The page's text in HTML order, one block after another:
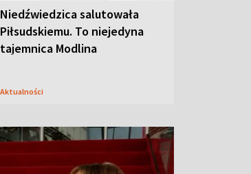
Niedźwiedzica salutowała
Piłsudskiemu. To niejedyna
tajemnica Modlina
Aktualności